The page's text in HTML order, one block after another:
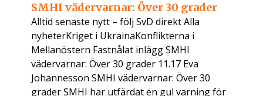
SMHI vädervarnar: Över 30 grader
Alltid senaste nytt – följ SvD direkt Alla
nyheterKriget i UkrainaKonflikterna i
Mellanöstern Fastnålat inlägg SMHI
vädervarnar: Över 30 grader 11.17 Eva
Johannesson SMHI vädervarnar: Över 30
grader SMHI har utfärdat en gul varning för